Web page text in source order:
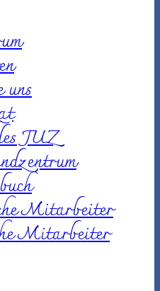
JUZ
Mitarbeiter
Mitarbeiter